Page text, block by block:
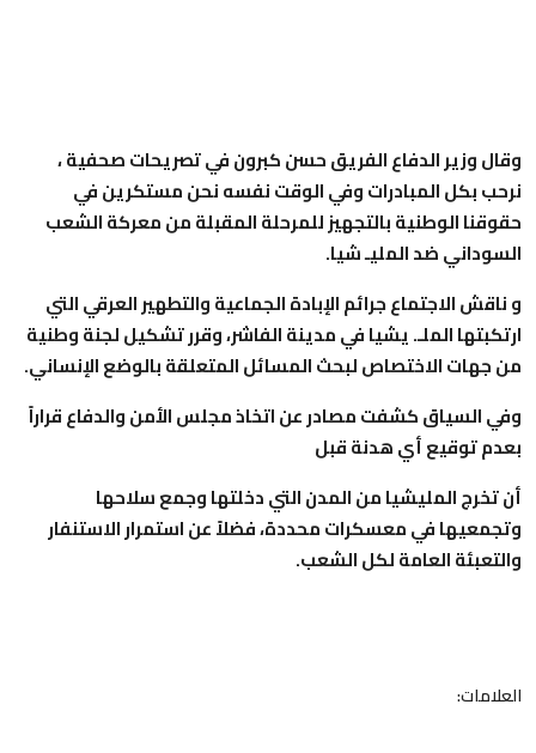
وقال وزير الدفاع الفريق حسن كبرون في تصريحات صحفية ،
نرحب بكل المبادرات وفي الوقت نفسه نحن مستكرين في
حقوقنا الوطنية بالتجهيز للمرحلة المقبلة من معركة الشعب
السوداني ضد المليـ شيا.
و ناقش الاجتماع جرائم الإبادة الجماعية والتطهير العرقي التي
ارتكبتها الملـ. يشيا في مدينة الفاشر، وقرر تشكيل لجنة وطنية
من جهات الاختصاص لبحث المسائل المتعلقة بالوضع الإنساني.
وفي السياق كشفت مصادر عن اتخاذ مجلس الأمن والدفاع قراراً
بعدم توقيع أي هدنة قبل
أن تخرج المليشيا من المدن التي دخلتها وجمع سلاحها
وتجمعيها في معسكرات محددة، فضلاً عن استمرار الاستنفار
والتعبئة العامة لكل الشعب.
العلامات: